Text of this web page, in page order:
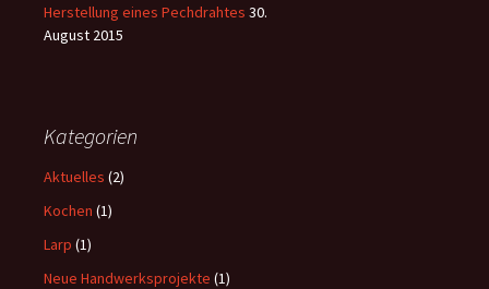
Herstellung eines Pechdrahtes 30.
August 2015
Kategorien
Aktuelles (2)
Kochen (1)
Larp (1)
Neue Handwerksprojekte (1)